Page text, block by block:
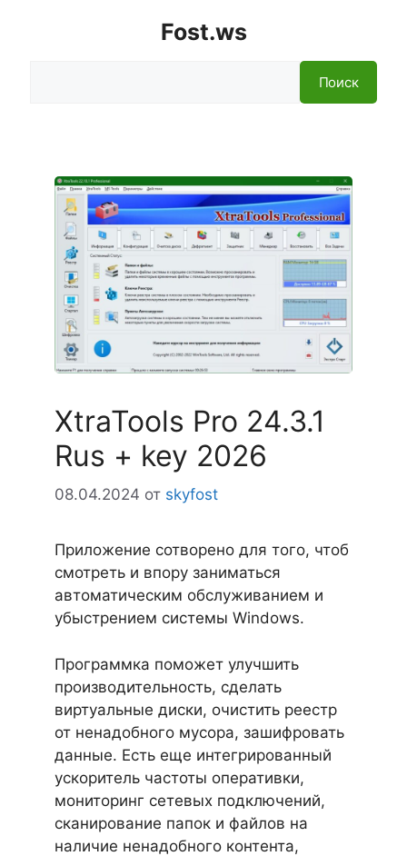
Fost.ws
Поиск
XtraTools Pro 24.3.1
Rus + key 2026
08.04.2024 от skyfost
Приложение сотворено для того, чтоб
смотреть и впору заниматься
автоматическим обслуживанием и
убыстрением системы Windows.
Программка поможет улучшить
производительность, сделать
виртуальные диски, очистить реестр
от ненадобного мусора, зашифровать
данные. Есть еще интегрированный
ускоритель частоты оперативки,
мониторинг сетевых подключений,
сканирование папок и файлов на
наличие ненадобного контента,